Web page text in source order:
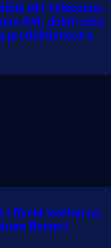
BH Telecoma:
KM, dobit veća
produktivnost u
i fiksni telefon na
Bosne i